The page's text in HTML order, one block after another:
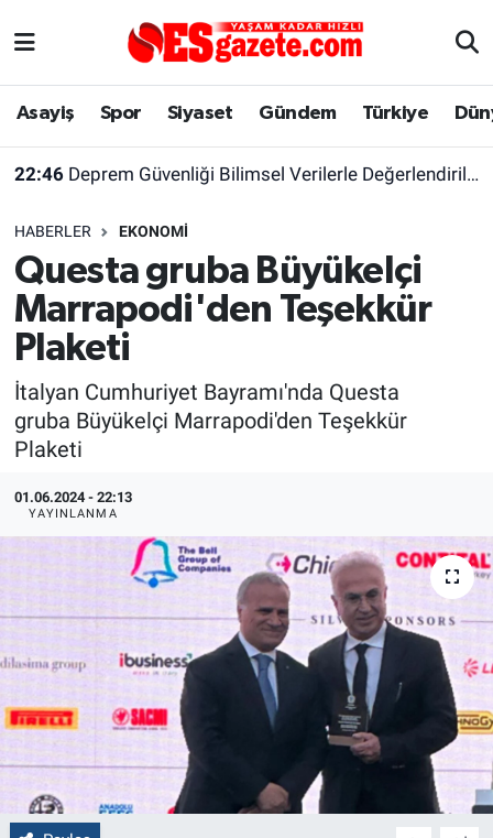
Asayiş Spor Siyaset Gündem Türkiye
22:46 Deprem Güvenliği Bilimsel Verilerle Değerlendirilmeli
HABERLER EKONOMI
Questa gruba Büyükelçi
Marrapodi'den Teşekkür
Plaketi
İtalyan Cumhuriyet Bayramı'nda Questa
gruba Büyükelçi Marrapodi'den Teşekkür
Plaketi
01.06.2024 - 22:13
YAYINLANMA
Asayiş
Gündem
Türkiye
Dünya
Sağlık
Yaşam
Eskişehirspor Arşivi
Eskişehir Arşivi
Röportaj
Ekonomi
Politika
Bilecik
Kütahya
Gezi
Genel
Çevre
Eskişehir Nöbetçi Eczaneler
Süper Lig Puan Durumu ve Fikstür
Tüm Manşetler
Son Dakika Haberleri
Haber Arşivi